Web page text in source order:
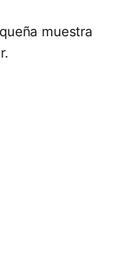
muestra